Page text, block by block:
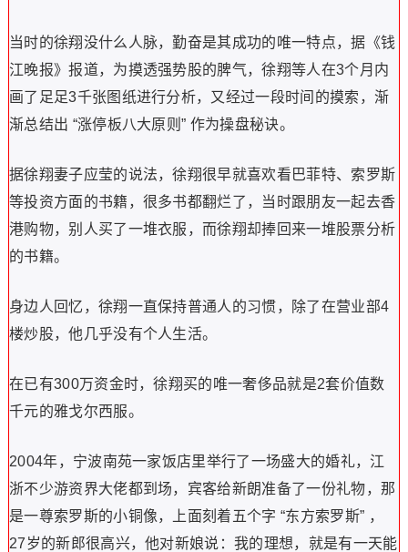
当时的徐翔没什么人脉，勤奋是其成功的唯一特点，据《钱
江晚报》报道，为摸透强势股的脾气，徐翔等人在3个月内
画了足足3千张图纸进行分析，又经过一段时间的摸索，渐
渐总结出 “涨停板八大原则” 作为操盘秘诀。
据徐翔妻子应莹的说法，徐翔很早就喜欢看巴菲特、索罗斯
等投资方面的书籍，很多书都翻烂了，当时跟朋友一起去香
港购物，别人买了一堆衣服，而徐翔却捧回来一堆股票分析
的书籍。
身边人回忆，徐翔一直保持普通人的习惯，除了在营业部4
楼炒股，他几乎没有个人生活。
在已有300万资金时，徐翔买的唯一奢侈品就是2套价值数
千元的雅戈尔西服。
2004年，宁波南苑一家饭店里举行了一场盛大的婚礼，江
浙不少游资界大佬都到场，宾客给新朗准备了一份礼物，那
是一尊索罗斯的小铜像，上面刻着五个字 “东方索罗斯” ，
27岁的新郎很高兴，他对新娘说：我的理想，就是有一天能